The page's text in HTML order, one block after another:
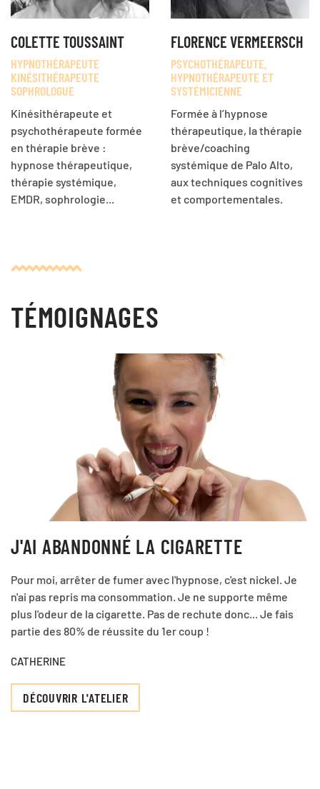
COLETTE TOUSSAINT
HYPNOTHÉRAPEUTE
KINÉSITHÉRAPEUTE
SOPHROLOGUE
Kinésithérapeute et
psychothérapeute formée
en thérapie brève :
hypnose thérapeutique,
thérapie systémique,
EMDR, sophrologie...
FLORENCE VERMEERSCH
PSYCHOTHÉRAPEUTE,
HYPNOTHÉRAPEUTE ET
SYSTÉMICIENNE
Formée à l’hypnose
thérapeutique, la thérapie
brève/coaching
systémique de Palo Alto,
aux techniques cognitives
et comportementales.
TÉMOIGNAGES
J'AI ABANDONNÉ LA CIGARETTE
Pour moi, arrêter de fumer avec l'hypnose, c'est nickel. Je
n'ai pas repris ma consommation. Je ne supporte même
plus l'odeur de la cigarette. Pas de rechute donc... Je fais
partie des 80% de réussite du 1er coup !
CATHERINE
DÉCOUVRIR L'ATELIER